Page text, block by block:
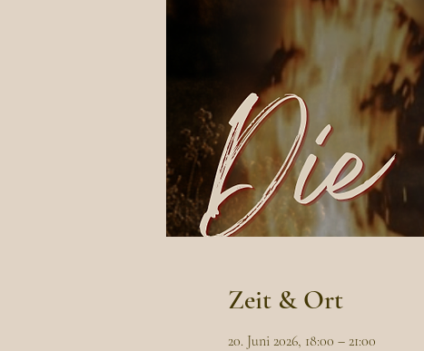
Zeit & Ort
20. Juni 2026, 18:00 – 21:00